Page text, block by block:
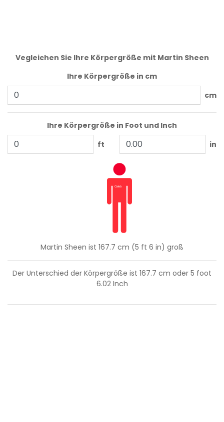
Vegleichen Sie Ihre Körpergröße mit Martin Sheen
Ihre Körpergröße in cm
cm
Ihre Körpergröße in Foot und Inch
ft
in
Martin Sheen ist 167.7 cm (5 ft 6 in) groß
Der Unterschied der Körpergröße ist 167.7 cm oder 5 foot
6.02Inch